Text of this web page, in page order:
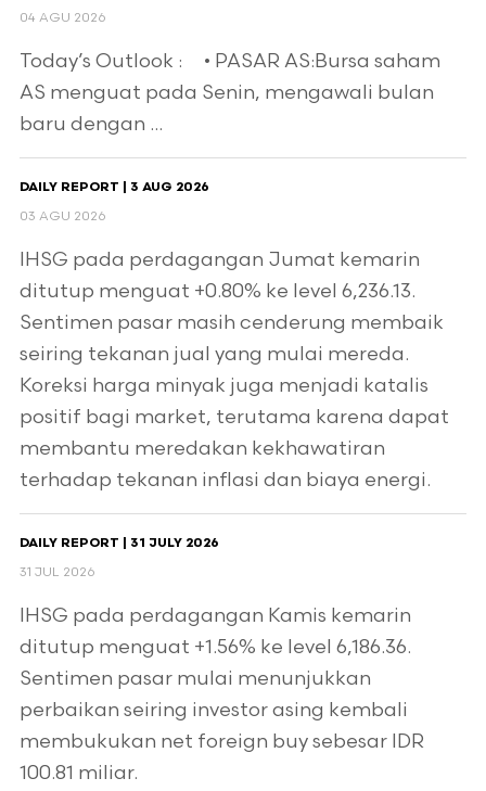
04 AGU 2026
Today’s Outlook : • PASAR AS:Bursa saham
AS menguat pada Senin, mengawali bulan
baru dengan ...
DAILY REPORT | 3 AUG 2026
03 AGU 2026
IHSG pada perdagangan Jumat kemarin
ditutup menguat +0.80% ke level 6,236.13.
Sentimen pasar masih cenderung membaik
seiring tekanan jual yang mulai mereda.
Koreksi harga minyak juga menjadi katalis
positif bagi market, terutama karena dapat
membantu meredakan kekhawatiran
terhadap tekanan inflasi dan biaya energi.
DAILY REPORT | 31 JULY 2026
31 JUL 2026
IHSG pada perdagangan Kamis kemarin
ditutup menguat +1.56% ke level 6,186.36.
Sentimen pasar mulai menunjukkan
perbaikan seiring investor asing kembali
membukukan net foreign buy sebesar IDR
100.81 miliar.